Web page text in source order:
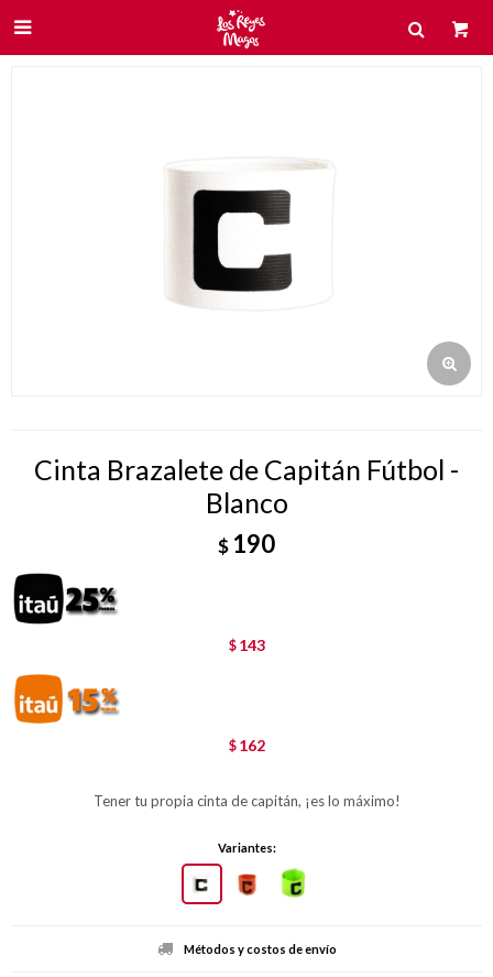

Cinta Brazalete de Capitán Fútbol -
Blanco
$ 190
$ 143
$ 162
Tener tu propia cinta de capitán, ¡es lo máximo!
Variantes:
Métodos y costos de envío